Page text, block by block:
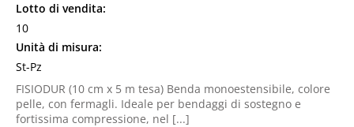
Lotto di vendita:
10
Unità di misura:
St-Pz
FISIODUR (10 cm x 5 m tesa) Benda monoestensibile, colore
pelle, con fermagli. Ideale per bendaggi di sostegno e
fortissima compressione, nel [...]